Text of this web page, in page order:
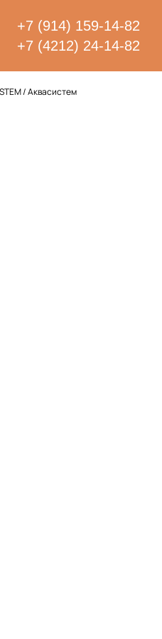
+7 (914) 159-14-82
+7 (4212) 24-14-82
/ Аквасистем